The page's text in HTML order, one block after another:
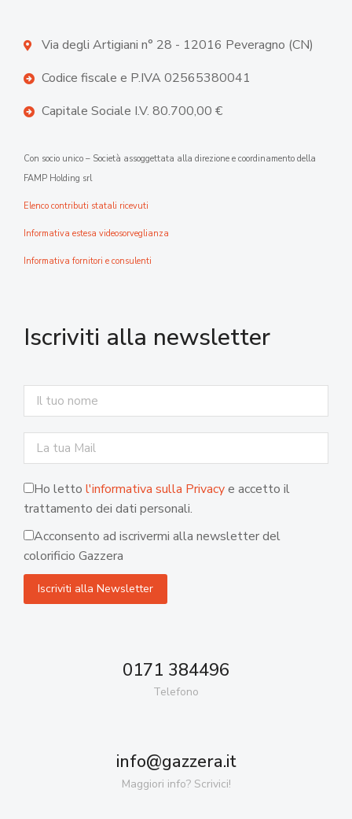
Via degli Artigiani n° 28 - 12016 Peveragno (CN)
Codice fiscale e P.IVA 02565380041
Capitale Sociale I.V. 80.700,00 €
Con socio unico – Società assoggettata alla direzione e coordinamento della
FAMP Holding srl
Elenco contributi statali ricevuti
Informativa estesa videosorveglianza
Informativa fornitori e consulenti
Iscriviti alla newsletter
Ho letto l'informativa sulla Privacye accetto il
trattamento dei dati personali.
Acconsento ad iscrivermi alla newsletter del
colorificio Gazzera
0171 384496
Telefono
info@gazzera.it
Maggiori info? Scrivici!